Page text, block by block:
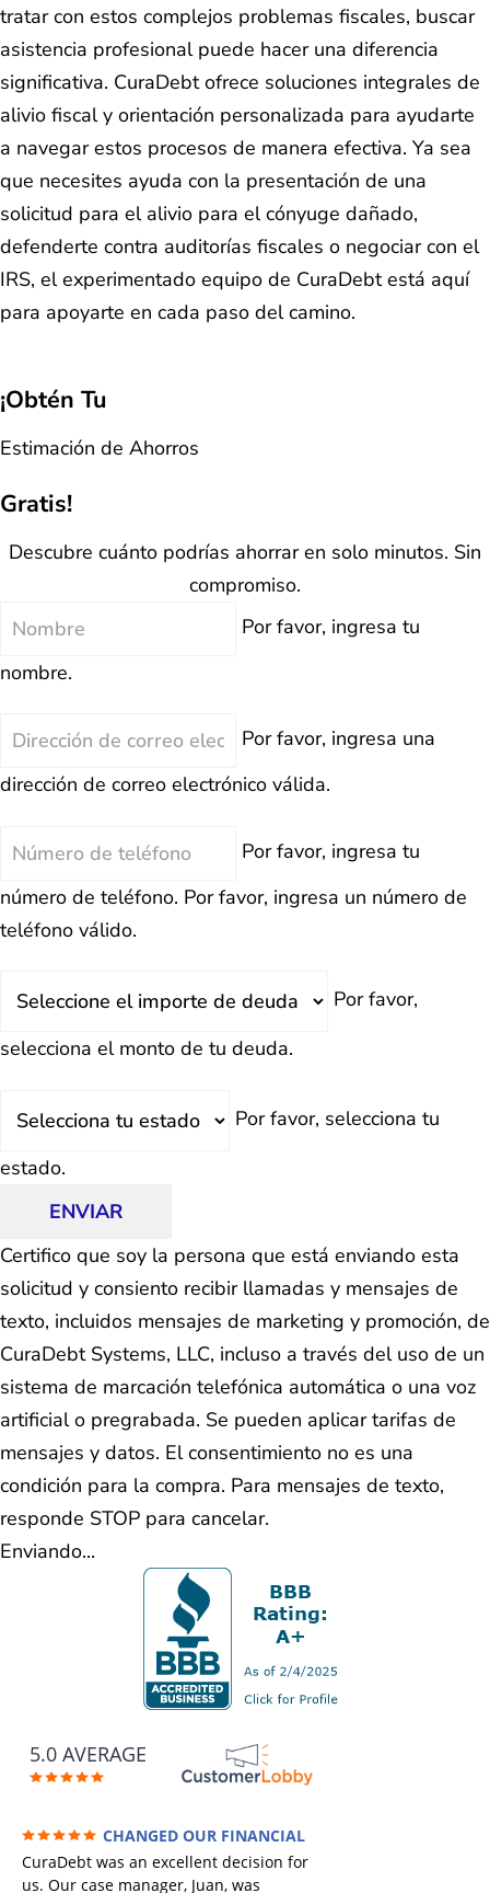
tratar con estos complejos problemas fiscales, buscar
asistencia profesional puede hacer una diferencia
significativa. CuraDebt ofrece soluciones integrales de
alivio fiscal y orientación personalizada para ayudarte
a navegar estos procesos de manera efectiva. Ya sea
que necesites ayuda con la presentación de una
solicitud para el alivio para el cónyuge dañado,
defenderte contra auditorías fiscales o negociar con el
IRS, el experimentado equipo de CuraDebt está aquí
para apoyarte en cada paso del camino.
¡Obtén Tu
Estimación de Ahorros
Gratis!
Descubre cuánto podrías ahorrar en solo minutos. Sin
compromiso.
Nombre
Por favor, ingresa tu
nombre.
Correo
Por favor, ingresa una
dirección de correo electrónico válida.
Teléfono
Por favor, ingresa tu
número de teléfono. Por favor, ingresa un número de
teléfono válido.
Por favor,
selecciona el monto de tu deuda.
Por favor, selecciona tu
estado.
ENVIAR
Certifico que soy la persona que está enviando esta
solicitud y consiento recibir llamadas y mensajes de
texto, incluidos mensajes de marketing y promoción, de
CuraDebt Systems, LLC, incluso a través del uso de un
sistema de marcación telefónica automática o una voz
artificial o pregrabada. Se pueden aplicar tarifas de
mensajes y datos. El consentimiento no es una
condición para la compra. Para mensajes de texto,
responde STOP para cancelar.
Enviando...
5.0 AVERAGE
CHANGED OUR FINANCIAL
FUTURE (credit 200 Points / 90 K in debt
GONE)
CuraDebt was an excellent decision for
us. Our case manager, Juan, was